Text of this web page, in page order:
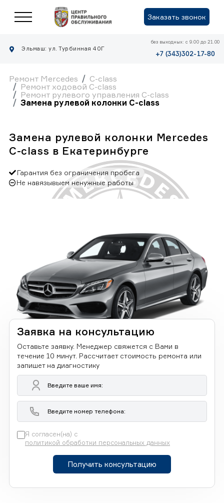
Заказать звонок
Эльмаш: ул. Турбинная 40Г
без выходных: с 9.00 до 21.00
+7 (343)302-17-80
Ремонт Mercedes
C-class
Ремонт ходовой C-class
Ремонт рулевого управления C-class
Замена рулевой колонки C-class
Замена рулевой колонки Mercedes
C-class в Екатеринбурге
Гарантия без ограничения пробега
Не навязывыем ненужные работы
Заявка на консультацию
Оставьте заявку. Менеджер свяжется с Вами в
течение 10 минут. Рассчитает стоимость ремонта или
запишет на диагностику
Я согласен(на) с
политикой обработки персональных данных
Получить консультацию